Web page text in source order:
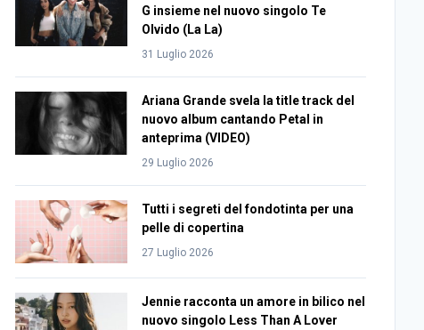
G insieme nel nuovo singolo Te
Olvido (La La)
31 Luglio 2026
Ariana Grande svela la title track del
nuovo album cantando Petal in
anteprima (VIDEO)
29 Luglio 2026
Tutti i segreti del fondotinta per una
pelle di copertina
27 Luglio 2026
Jennie racconta un amore in bilico nel
nuovo singolo Less Than A Lover